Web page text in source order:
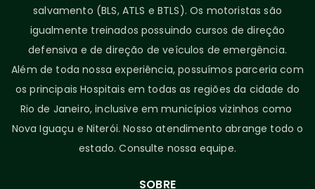
salvamento (BLS, ATLS e BTLS). Os motoristas são
igualmente treinados possuindo cursos de direção
defensiva e de direção de veículos de emergência.
Além de toda nossa experiência, possuímos parceria com
os principais Hospitais em todas as regiões da cidade do
Rio de Janeiro, inclusive em municípios vizinhos como
Nova Iguaçu e Niterói. Nosso atendimento abrange todo o
estado. Consulte nossa equipe.
SOBRE